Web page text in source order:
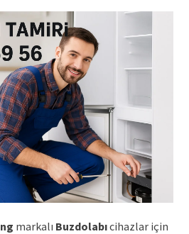
markalı Buzdolabıcihazlar için